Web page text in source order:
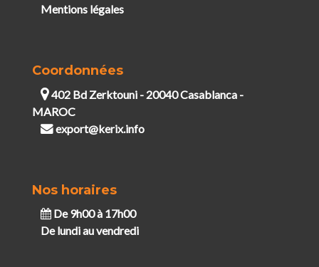
Mentions légales
Coordonnées
402 Bd Zerktouni - 20040 Casablanca -
MAROC
export@kerix.info
Nos horaires
De 9h00 à 17h00
De lundi au vendredi